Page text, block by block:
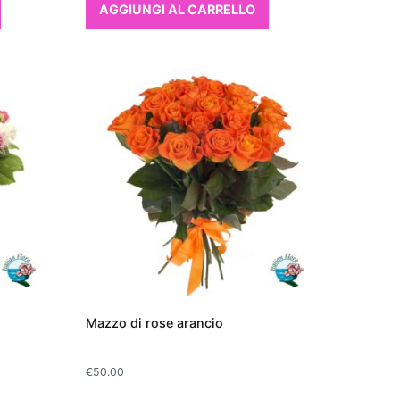
AGGIUNGI AL CARRELLO
Mazzo di rose arancio
€50.00